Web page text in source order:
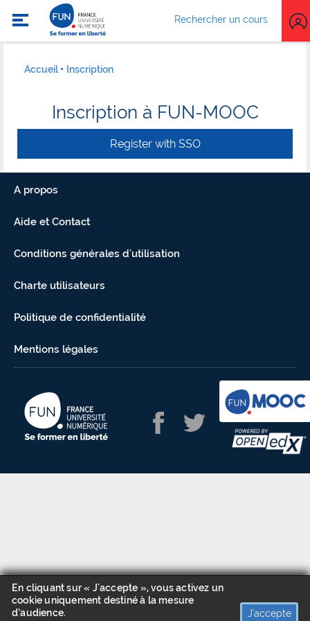
Rechercher un cours
En cliquant sur « J'accepte », vous activez un
cookie uniquement destiné à la mesure
d’audience.
J'accepte
Accueil Inscription
Inscription à FUN-MOOC
Register with SSO
A propos
Aide et Contact
Conditions générales d'utilisation
Charte utilisateurs
Politique de confidentialité
Mentions légales